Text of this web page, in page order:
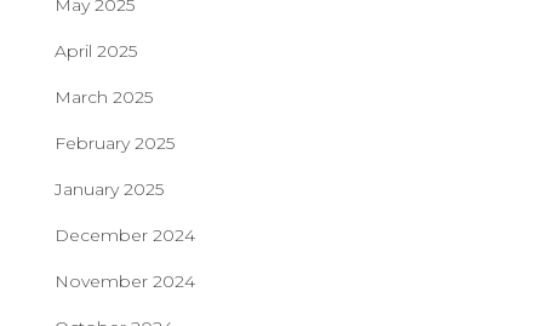
May 2025
April 2025
March 2025
February 2025
January 2025
December 2024
November 2024